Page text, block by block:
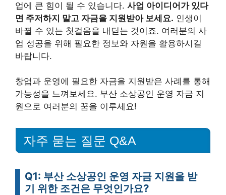
업에 큰 힘이 될 수 있습니다. 사업 아이디어가 있다
면 주저하지 말고 자금을 지원받아 보세요. 인생이
바뀔 수 있는 첫걸음을 내딛는 것이죠. 여러분의 사
업 성공을 위해 필요한 정보와 자원을 활용하시길
바랍니다.
창업과 운영에 필요한 자금을 지원받은 사례를 통해
가능성을 느껴보세요. 부산 소상공인 운영 자금 지
원으로 여러분의 꿈을 이루세요!
자주 묻는 질문 Q&A
Q1: 부산 소상공인 운영 자금 지원을 받
기 위한 조건은 무엇인가요?